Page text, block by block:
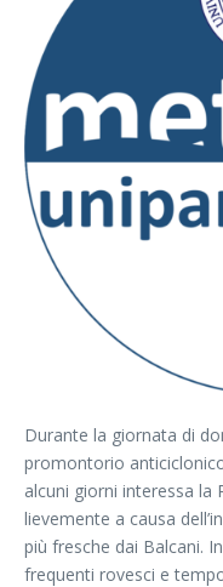
Durante la giornata di
promontorio
alcuni giorni interessa la
lievemente a causa
più fresche dai Balcani.
frequenti rovesci e